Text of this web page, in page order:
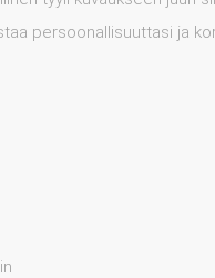
persoonallisuuttasi ja